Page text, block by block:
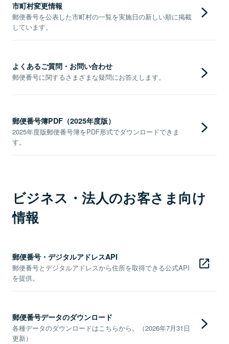
市町村変更情報
郵便番号を公表した市町村の一覧を実施日の新しい順に掲載
しています。
よくあるご質問・お問い合わせ
郵便番号に関するさまざまな疑問にお答えします。
郵便番号簿PDF（2025年度版）
2025年度版郵便番号簿をPDF形式でダウンロードできま
す。
ビジネス・法人のお客さま向け
情報
郵便番号・デジタルアドレスAPI
郵便番号とデジタルアドレスから住所を取得できる公式API
を提供。
郵便番号データのダウンロード
各種データのダウンロードはこちらから。（2026年7月31日
更新）